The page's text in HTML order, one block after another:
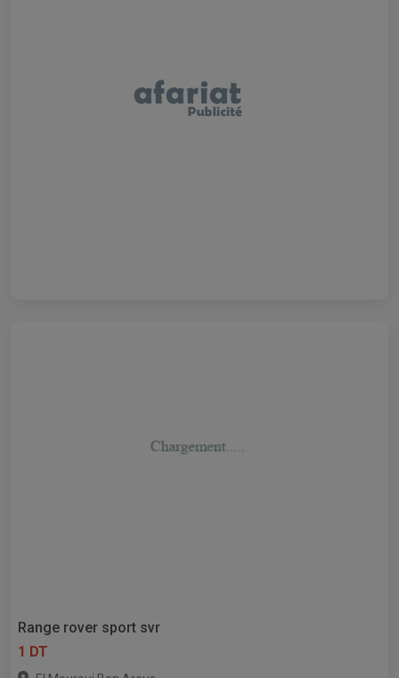
Range rover sport svr
1 DT